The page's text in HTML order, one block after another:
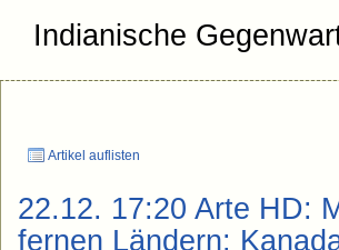
Indianische
Artikel auflisten
22.12. 17:20 Arte HD:
fernen Ländern: